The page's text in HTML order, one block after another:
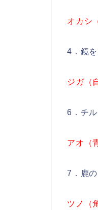
オカシ
4．鏡
ジガ（
6．チ
アオ（
7．鹿
ツノ（